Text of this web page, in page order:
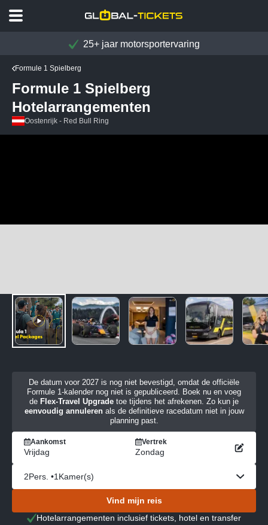
25+ jaar motorsportervaring
Formule 1 Spielberg
Formule 1 Spielberg
Hotelarrangementen
Oostenrijk - Red Bull Ring
De datum voor 2027 is nog niet bevestigd, omdat de officiële
Formule 1-kalender nog niet is gepubliceerd. Boek nu en voeg
de Flex-Travel Upgrade toe tijdens het afrekenen. Zo kun je
eenvoudig annulerenals de definitieve racedatum niet in jouw
planning past.
Aankomst
Vrijdag
Vertrek
Zondag
2Pers. •1 Kamer(s)
Vind mijn reis
Hotelarrangementen inclusief tickets, hotel en transfer